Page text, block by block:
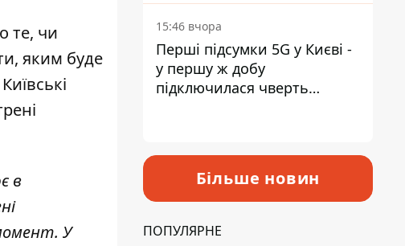
те, чи
яким буде
в
У
15:46 вчора
Перші підсумки 5G у Києві -
у першу ж добу
підключилася чверть
Більше новин
ПОПУЛЯРНЕ